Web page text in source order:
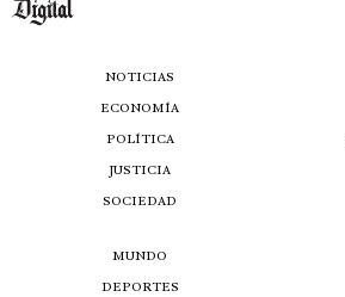
NOTICIAS
ECONOMÍA
POLÍTICA
JUSTICIA
SOCIEDAD
MUNDO
DEPORTES